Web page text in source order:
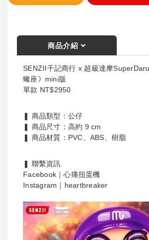
商品介紹
SENZII千記商行 x 超級達摩
蠍座》mini版
單款 NT$2950
❚ 商品類型：公仔
❚ 商品尺寸：高約 9 cm
❚ 商品材質：PVC、ABS、樹脂
❚ 聯繫資訊
Facebook｜心痛扭蛋機
Instagram｜heartbreaker